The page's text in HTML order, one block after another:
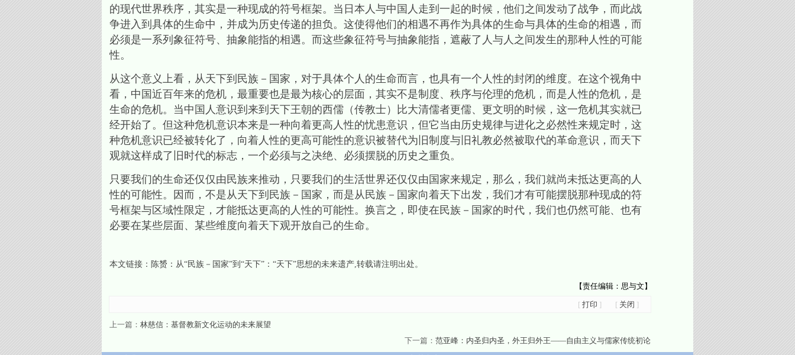
的现代世界秩序，其实是一种现成的符号框架。当日本人与中国人走到一起的时候，他们之间发动了战争，而此战
争进入到具体的生命中，并成为历史传递的担负。这使得他们的相遇不再作为具体的生命与具体的生命的相遇，而
必须是一系列象征符号、抽象能指的相遇。而这些象征符号与抽象能指，遮蔽了人与人之间发生的那种人性的可能
性。
从这个意义上看，从天下到民族－国家，对于具体个人的生命而言，也具有一个人性的封闭的维度。在这个视角中
看，中国近百年来的危机，最重要也是最为核心的层面，其实不是制度、秩序与伦理的危机，而是人性的危机，是
生命的危机。当中国人意识到来到天下王朝的西儒（传教士）比大清儒者更儒、更文明的时候，这一危机其实就已
经开始了。但这种危机意识本来是一种向着更高人性的忧患意识，但它当由历史规律与进化之必然性来规定时，这
种危机意识已经被转化了，向着人性的更高可能性的意识被替代为旧制度与旧礼教必然被取代的革命意识，而天下
观就这样成了旧时代的标志，一个必须与之决绝、必须摆脱的历史之重负。
只要我们的生命还仅仅由民族来推动，只要我们的生活世界还仅仅由国家来规定，那么，我们就尚未抵达更高的人
性的可能性。因而，不是从天下到民族－国家，而是从民族－国家向着天下出发，我们才有可能摆脱那种现成的符
号框架与区域性限定，才能抵达更高的人性的可能性。换言之，即使在民族－国家的时代，我们也仍然可能、也有
必要在某些层面、某些维度向着天下观开放自己的生命。
本文链接： 陈赟：从“民族－国家”到“天下”：“天下”思想的未来遗产,转载请注明出处。
【责任编辑：思与文】
[ 打印 ] [ 关闭 ]
上一篇： 林慈信：基督教新文化运动的未来展望
下一篇： 范亚峰：内圣归内圣，外王归外王――自由主义与儒家传统初论